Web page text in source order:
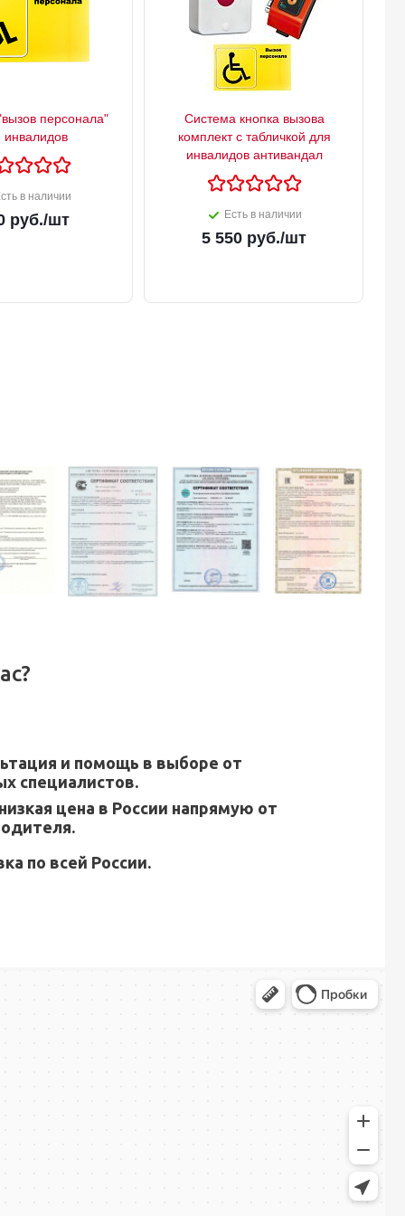
персонала"
инвалидов
в наличии
руб./шт
Система кнопка вызова
комплект с табличкой для
инвалидов антивандал
Есть в наличии
5 550 руб./шт
и помощь в выборе от
специалистов.
цена в России напрямую от
по всей России.